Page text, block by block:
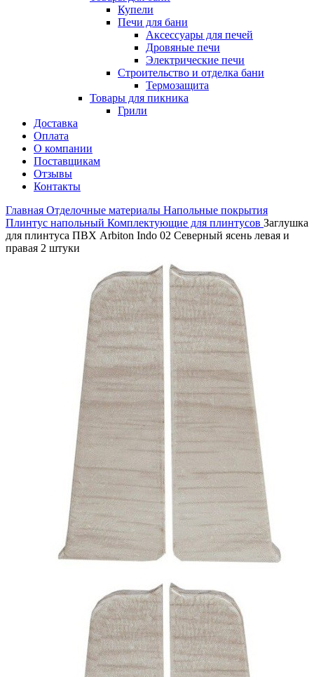
Купели
Печи для бани
Аксессуары для печей
Дровяные печи
Электрические печи
Строительство и отделка бани
Термозащита
Товары для пикника
Грили
Доставка
Оплата
О компании
Поставщикам
Отзывы
Контакты
Главная Отделочные материалы Напольные покрытия
Плинтус напольный Комплектующие для плинтусов Заглушка
для плинтуса ПВХ Arbiton Indo 02 Северный ясень левая и
правая 2 штуки